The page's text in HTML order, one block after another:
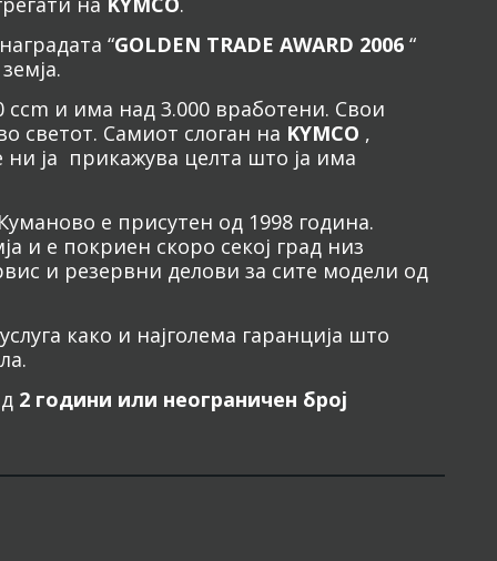
“GOLDEN TRADE AWARD 2006 “
ccm и има над 3.000 вработени. Свои
светот. Самиот слоган на KYMCO ,
ја прикажува целта што ја има
е присутен од 1998 година.
и е покриен скоро секој град низ
и резервни делови за сите модели од
како и најголема гаранција што
2 години или неограничен број